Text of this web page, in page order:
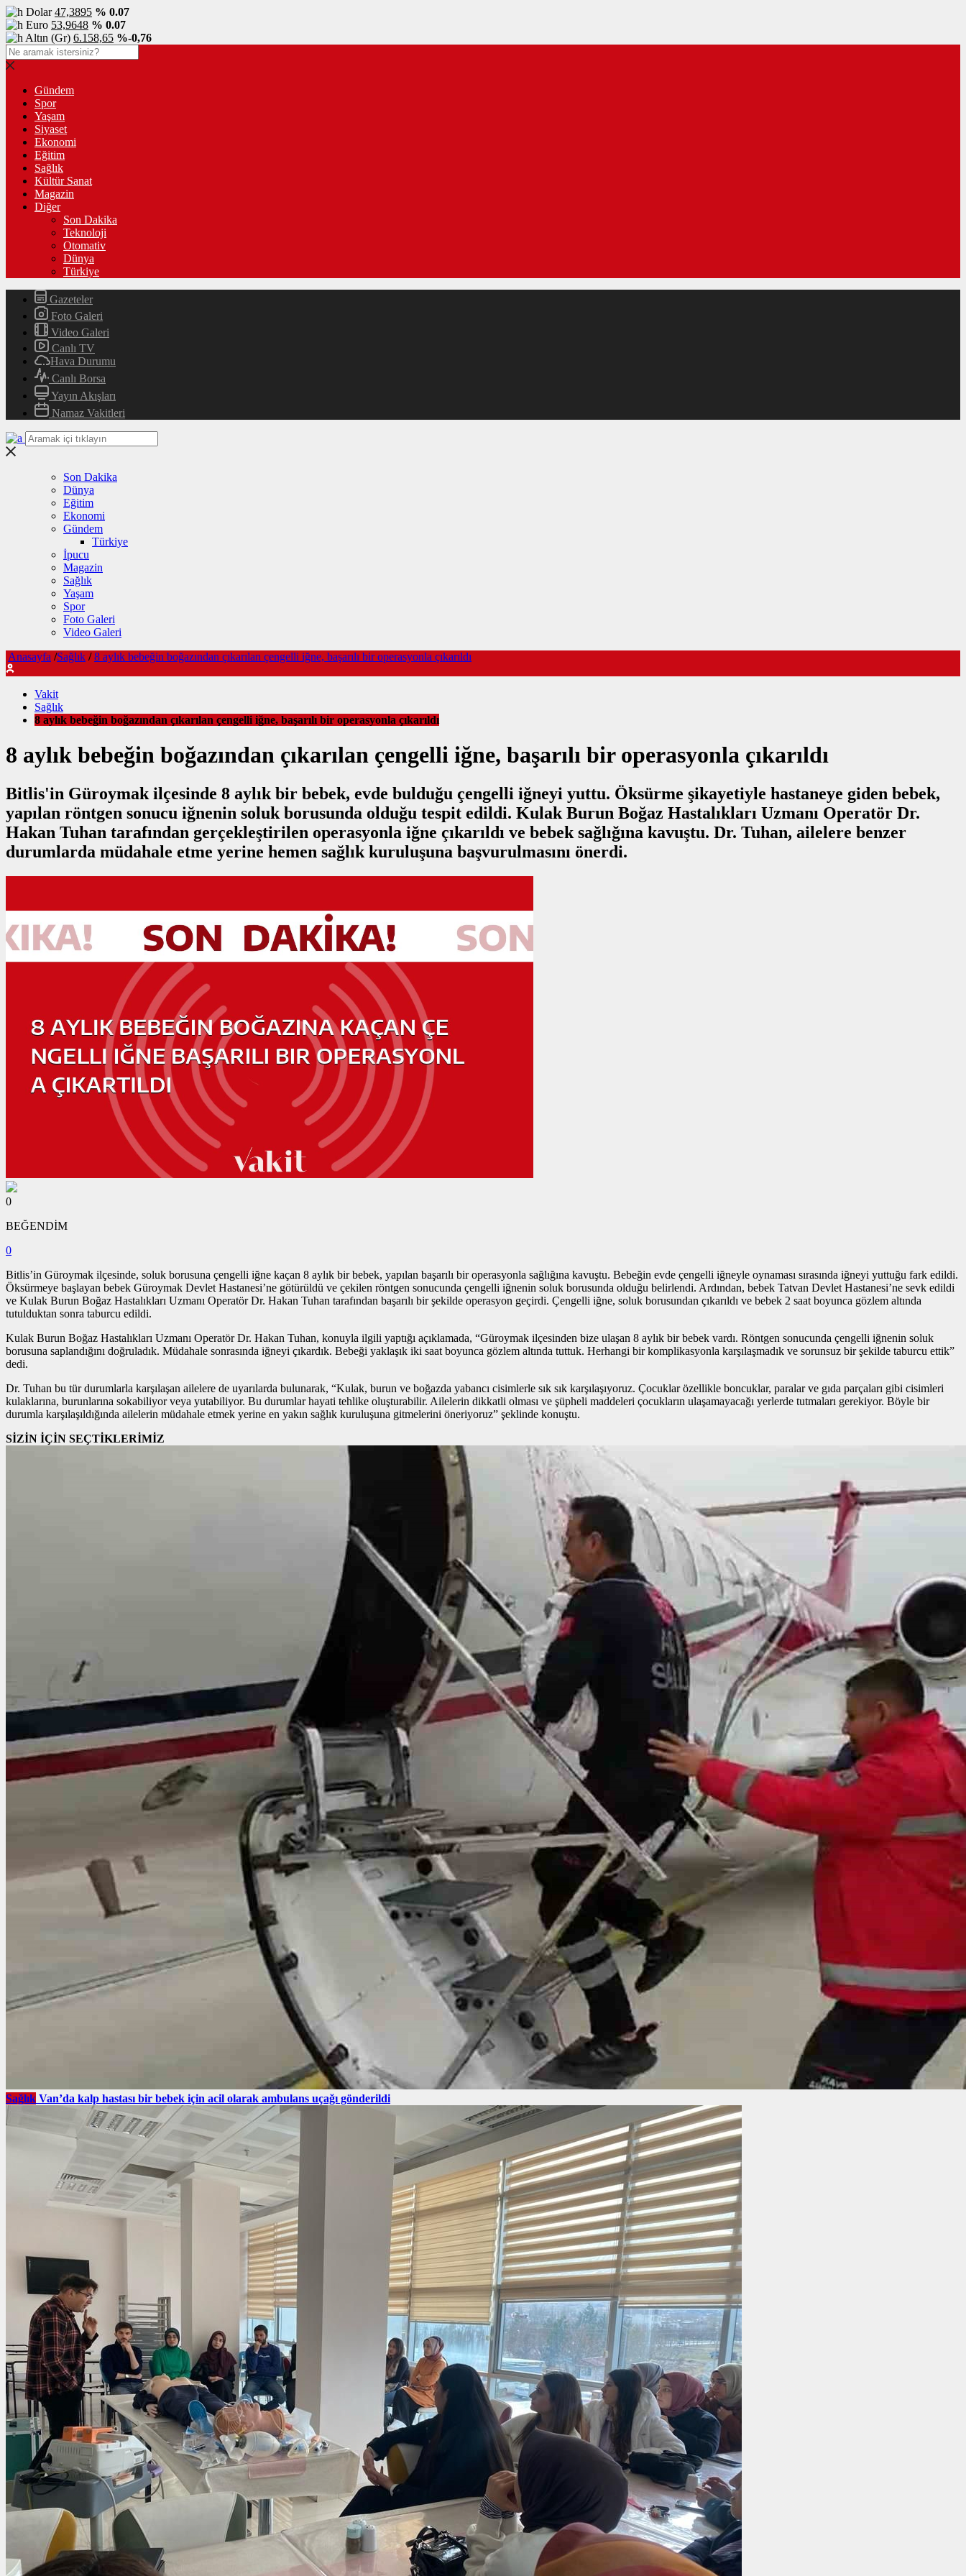
Dolar47,3895 % 0.07
Euro 53,9648 % 0.07
Altın (Gr) 6.158,65 %-0,76
Gündem
Spor
Yaşam
Siyaset
Ekonomi
Eğitim
Sağlık
Kültür Sanat
Magazin
Diğer
Son Dakika
Teknoloji
Otomativ
Dünya
Türkiye
Gazeteler
Foto Galeri
Video Galeri
Canlı TV
Hava Durumu
Canlı Borsa
Yayın Akışları
Namaz Vakitleri
Son Dakika
Dünya
Eğitim
Ekonomi
Gündem
Türkiye
İpucu
Magazin
Sağlık
Yaşam
Spor
Foto Galeri
Video Galeri
Anasayfa /Sağlık / 8 aylık bebeğin boğazından çıkarılan çengelli iğne, başarılı bir operasyonla çıkarıldı
Vakit
Sağlık
8 aylık bebeğin boğazından çıkarılan çengelli iğne, başarılı bir operasyonla çıkarıldı
8 aylık bebeğin boğazından çıkarılan çengelli iğne, başarılı bir operasyonla çıkarıldı
Bitlis'in Güroymak ilçesinde 8 aylık bir bebek, evde bulduğu çengelli iğneyi yuttu. Öksürme şikayetiyle hastaneye giden bebek,
yapılan röntgen sonucu iğnenin soluk borusunda olduğu tespit edildi. Kulak Burun Boğaz Hastalıkları Uzmanı Operatör Dr.
Hakan Tuhan tarafından gerçekleştirilen operasyonla iğne çıkarıldı ve bebek sağlığına kavuştu. Dr. Tuhan, ailelere benzer
durumlarda müdahale etme yerine hemen sağlık kuruluşuna başvurulmasını önerdi.
0
BEĞENDİM
0
Bitlis’in Güroymak ilçesinde, soluk borusuna çengelli iğne kaçan 8 aylık bir bebek, yapılan başarılı bir operasyonla sağlığına kavuştu. Bebeğin evde çengelli iğneyle oynaması sırasında iğneyi yuttuğu fark edildi.
Öksürmeye başlayan bebek Güroymak Devlet Hastanesi’ne götürüldü ve çekilen röntgen sonucunda çengelli iğnenin soluk borusunda olduğu belirlendi. Ardından, bebek Tatvan Devlet Hastanesi’ne sevk edildi
ve Kulak Burun Boğaz Hastalıkları Uzmanı Operatör Dr. Hakan Tuhan tarafından başarılı bir şekilde operasyon geçirdi. Çengelli iğne, soluk borusundan çıkarıldı ve bebek 2 saat boyunca gözlem altında
tutulduktan sonra taburcu edildi.
Kulak Burun Boğaz Hastalıkları Uzmanı Operatör Dr. Hakan Tuhan, konuyla ilgili yaptığı açıklamada, “Güroymak ilçesinden bize ulaşan 8 aylık bir bebek vardı. Röntgen sonucunda çengelli iğnenin soluk
borusuna saplandığını doğruladık. Müdahale sonrasında iğneyi çıkardık. Bebeği yaklaşık iki saat boyunca gözlem altında tuttuk. Herhangi bir komplikasyonla karşılaşmadık ve sorunsuz bir şekilde taburcu ettik”
dedi.
Dr. Tuhan bu tür durumlarla karşılaşan ailelere de uyarılarda bulunarak, “Kulak, burun ve boğazda yabancı cisimlerle sık sık karşılaşıyoruz. Çocuklar özellikle boncuklar, paralar ve gıda parçaları gibi cisimleri
kulaklarına, burunlarına sokabiliyor veya yutabiliyor. Bu durumlar hayati tehlike oluşturabilir. Ailelerin dikkatli olması ve şüpheli maddeleri çocukların ulaşamayacağı yerlerde tutmaları gerekiyor. Böyle bir
durumla karşılaşıldığında ailelerin müdahale etmek yerine en yakın sağlık kuruluşuna gitmelerini öneriyoruz” şeklinde konuştu.
SİZİN İÇİN SEÇTİKLERİMİZ
Sağlık Van’da kalp hastası bir bebek için acil olarak ambulans uçağı gönderildi